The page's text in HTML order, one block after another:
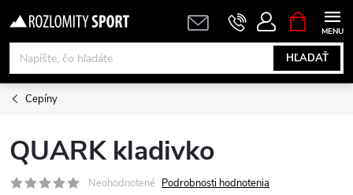
na
obsah
HĽADAŤ
KOŠÍK
Cepíny
QUARK kladivko
Neohodnotené Podrobnosti hodnotenia